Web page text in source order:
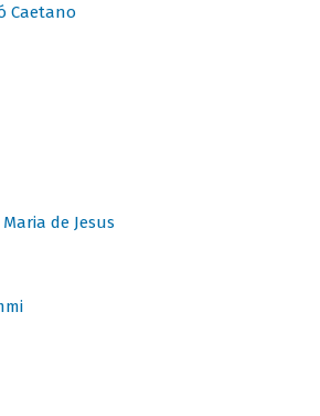
Caetano
de Jesus